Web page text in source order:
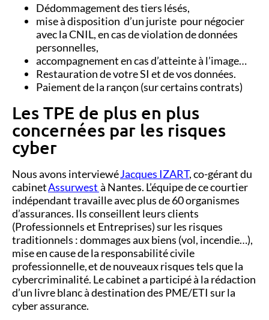
Dédommagement des tiers lésés,
mise à disposition d’un juriste pour négocier
avec la CNIL, en cas de violation de données
personnelles,
accompagnement en cas d’atteinte à l’image…
Restauration de votre SI et de vos données.
Paiement de la rançon (sur certains contrats)
Les TPE de plus en plus
concernées par les risques
cyber
Nous avons interviewéJacques IZART, co-gérant du
cabinetAssurwest à Nantes. L’équipe de ce courtier
indépendant travaille avec plus de 60 organismes
d’assurances. Ils conseillent leurs clients
(Professionnels et Entreprises) sur les risques
traditionnels : dommages aux biens (vol, incendie…),
mise en cause de la responsabilité civile
professionnelle,et de nouveaux risques tels que la
cybercriminalité. Le cabineta participé à la rédaction
d’un livre blancà destination des PME/ETI surla
cyberassurance.